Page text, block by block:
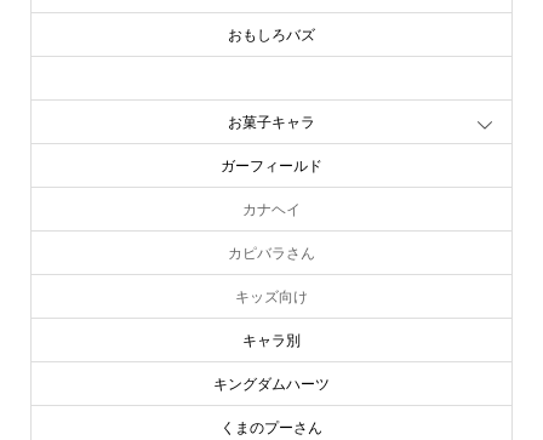
おもしろバズ
お菓子キャラ
ガーフィールド
カナヘイ
カピバラさん
キッズ向け
キャラ別
キングダムハーツ
くまのプーさん